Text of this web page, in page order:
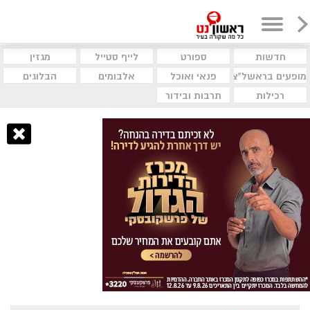
חדשות ספורט לייף סטייל
מגזין
מופעים בראשל"צ
פנאי ואוכל אלבומים
הבלוגים
רכילות
תרבות ובידור